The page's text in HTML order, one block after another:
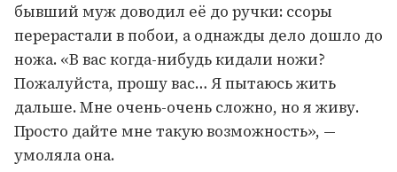
бывший муж доводил её до ручки: ссоры
перерастали в побои, а однажды дело дошло до
ножа. «В вас когда-нибудь кидали ножи?
Пожалуйста, прошу вас… Я пытаюсь жить
дальше. Мне очень-очень сложно, но я живу.
Просто дайте мне такую возможность», —
умоляла она.